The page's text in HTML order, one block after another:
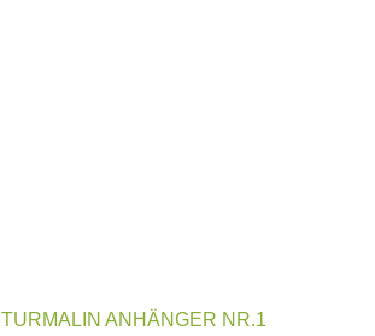
TURMALIN ANHÄNGER NR.1